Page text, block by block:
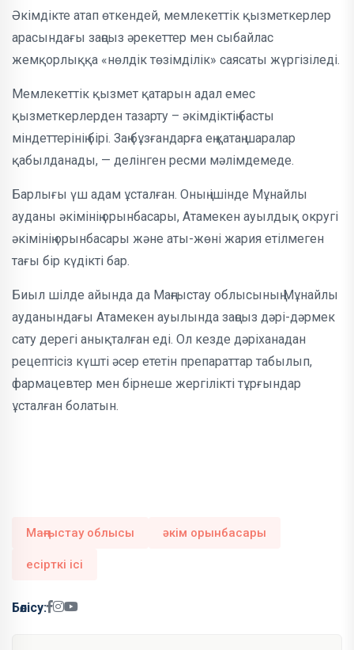
Әкімдікте атап өткендей, мемлекеттік қызметкерлер
арасындағы заңсыз әрекеттер мен сыбайлас
жемқорлыққа «нөлдік төзімділік» саясаты жүргізіледі.
Мемлекеттік қызмет қатарын адал емес
қызметкерлерден тазарту – әкімдіктің басты
міндеттерінің бірі. Заң бұзғандарға ең қатаң шаралар
қабылданады, — делінген ресми мәлімдемеде.
Барлығы үш адам ұсталған. Оның ішінде Мұнайлы
ауданы әкімінің орынбасары, Атамекен ауылдық округі
әкімінің орынбасары және аты-жөні жария етілмеген
тағы бір күдікті бар.
Биыл шілде айында да Маңғыстау облысының Мұнайлы
ауданындағы Атамекен ауылында заңсыз дәрі-дәрмек
сату дерегі анықталған еді. Ол кезде дәріханадан
рецептісіз күшті әсер ететін препараттар табылып,
фармацевтер мен бірнеше жергілікті тұрғындар
ұсталған болатын.
Маңғыстау облысы әкім орынбасары
есірткі ісі
Бөлісу: